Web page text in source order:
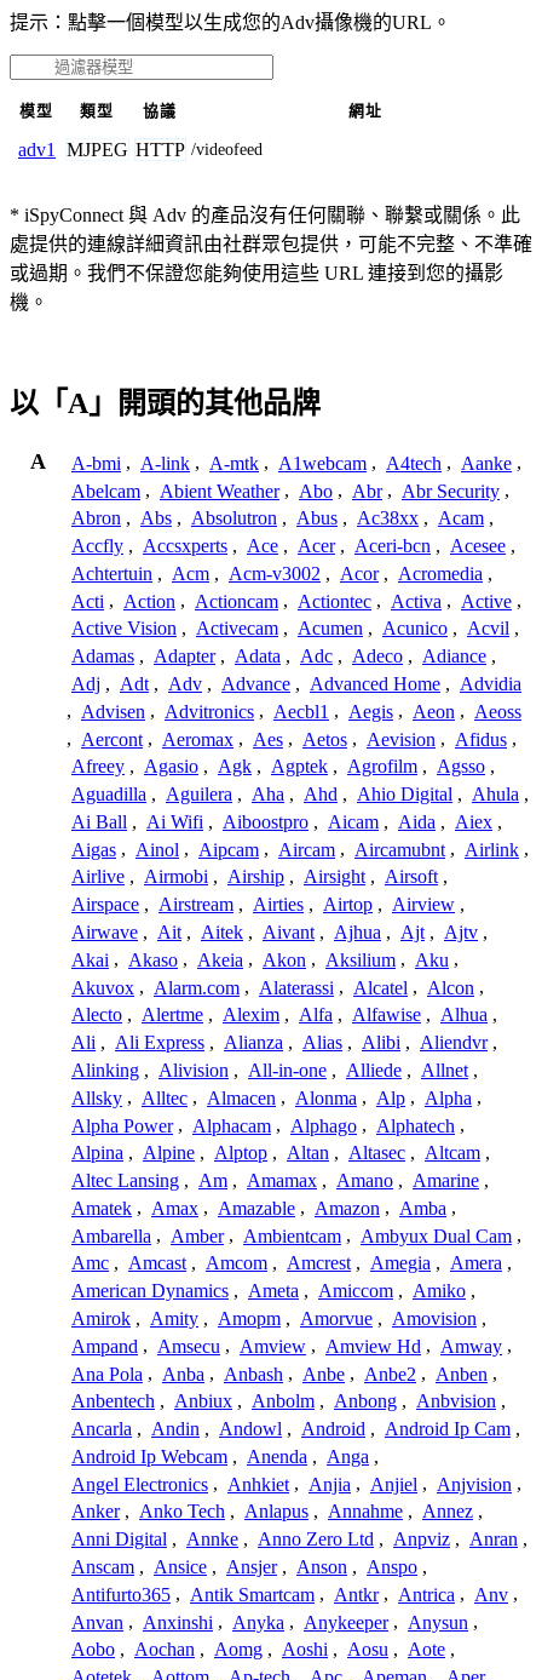
提示：點擊一個模型以生成您的Adv攝像機的URL。
模型 類型 協議 網址
adv1 MJPEG HTTP /videofeed
* iSpyConnect 與 Adv 的產品沒有任何關聯、聯繫或關係。此
處提供的連線詳細資訊由社群眾包提供，可能不完整、不準確
或過期。我們不保證您能夠使用這些 URL 連接到您的攝影
機。
以「A」開頭的其他品牌
A A-bmi , A-link , A-mtk , A1webcam , A4tech , Aanke ,
Abelcam , Abient Weather , Abo , Abr , Abr Security ,
Abron , Abs , Absolutron , Abus , Ac38xx , Acam ,
Accfly , Accsxperts , Ace , Acer , Aceri-bcn , Acesee ,
Achtertuin , Acm , Acm-v3002 , Acor , Acromedia ,
Acti , Action , Actioncam , Actiontec , Activa , Active ,
Active Vision , Activecam , Acumen , Acunico , Acvil ,
Adamas , Adapter , Adata , Adc , Adeco , Adiance ,
Adj , Adt , Adv , Advance , Advanced Home , Advidia
, Advisen , Advitronics , Aecbl1 , Aegis , Aeon , Aeoss
, Aercont , Aeromax , Aes , Aetos , Aevision , Afidus ,
Afreey , Agasio , Agk , Agptek , Agrofilm , Agsso ,
Aguadilla , Aguilera , Aha , Ahd , Ahio Digital , Ahula ,
Ai Ball , Ai Wifi , Aiboostpro , Aicam , Aida , Aiex ,
Aigas , Ainol , Aipcam , Aircam , Aircamubnt , Airlink ,
Airlive , Airmobi , Airship , Airsight , Airsoft ,
Airspace , Airstream , Airties , Airtop , Airview ,
Airwave , Ait , Aitek , Aivant , Ajhua , Ajt , Ajtv ,
Akai , Akaso , Akeia , Akon , Aksilium , Aku ,
Akuvox , Alarm.com , Alaterassi , Alcatel , Alcon ,
Alecto , Alertme , Alexim , Alfa , Alfawise , Alhua ,
Ali , Ali Express , Alianza , Alias , Alibi , Aliendvr ,
Alinking , Alivision , All-in-one , Alliede , Allnet ,
Allsky , Alltec , Almacen , Alonma , Alp , Alpha ,
Alpha Power , Alphacam , Alphago , Alphatech ,
Alpina , Alpine , Alptop , Altan , Altasec , Altcam ,
Altec Lansing , Am , Amamax , Amano , Amarine ,
Amatek , Amax , Amazable , Amazon , Amba ,
Ambarella , Amber , Ambientcam , Ambyux Dual Cam ,
Amc , Amcast , Amcom , Amcrest , Amegia , Amera ,
American Dynamics , Ameta , Amiccom , Amiko ,
Amirok , Amity , Amopm , Amorvue , Amovision ,
Ampand , Amsecu , Amview , Amview Hd , Amway ,
Ana Pola , Anba , Anbash , Anbe , Anbe2 , Anben ,
Anbentech , Anbiux , Anbolm , Anbong , Anbvision ,
Ancarla , Andin , Andowl , Android , Android Ip Cam ,
Android Ip Webcam , Anenda , Anga ,
Angel Electronics , Anhkiet , Anjia , Anjiel , Anjvision ,
Anker , Anko Tech , Anlapus , Annahme , Annez ,
Anni Digital , Annke , Anno Zero Ltd , Anpviz , Anran ,
Anscam , Ansice , Ansjer , Anson , Anspo ,
Antifurto365 , Antik Smartcam , Antkr , Antrica , Anv ,
Anvan , Anxinshi , Anyka , Anykeeper , Anysun ,
Aobo , Aochan , Aomg , Aoshi , Aosu , Aote ,